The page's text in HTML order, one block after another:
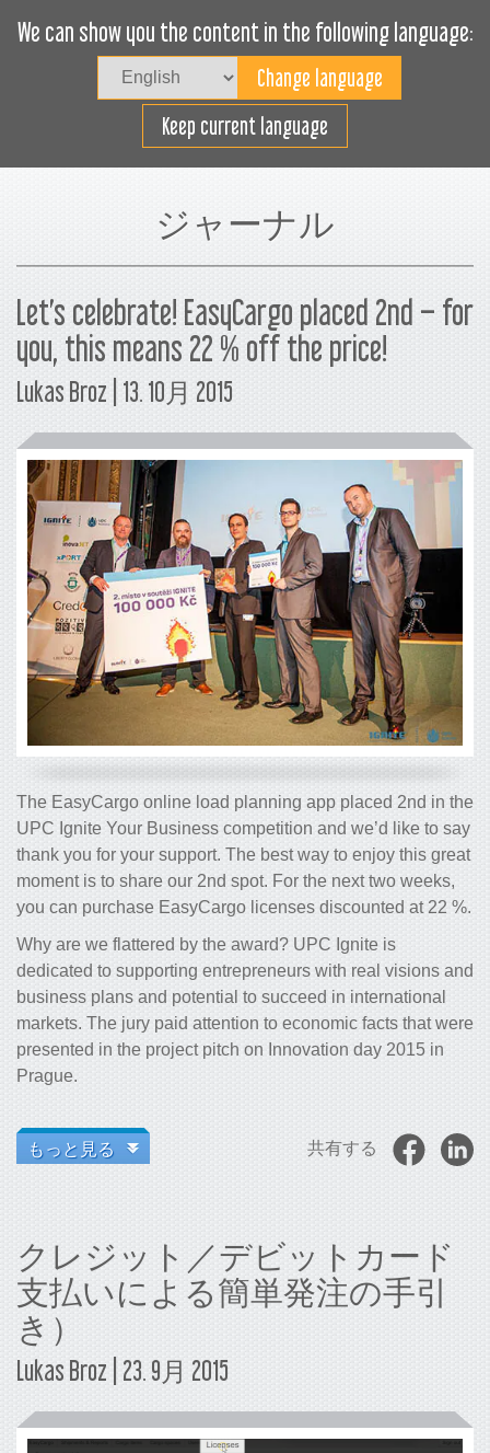
We can show you the content in the following language:
Keep current language
貨物スペースの効率利用
ジャーナル
Let’s celebrate! EasyCargo placed 2nd – for
you, this means 22 % off the price!
Lukas Broz | 13. 10月 2015
The EasyCargo online load planning app placed 2nd in the
UPC Ignite Your Business competition and we’d like to say
thank you for your support. The best way to enjoy this great
moment is to share our 2nd spot. For the next two weeks,
you can purchase EasyCargo licenses discounted at 22 %.
Why are we flattered by the award? UPC Ignite is
dedicated to supporting entrepreneurs with real visions and
business plans and potential to succeed in international
markets. The jury paid attention to economic facts that were
presented in the project pitch on Innovation day 2015 in
Prague.
もっと見る 共有する
クレジット／デビットカード
支払いによる簡単発注の手引
き）
Lukas Broz | 23. 9月 2015